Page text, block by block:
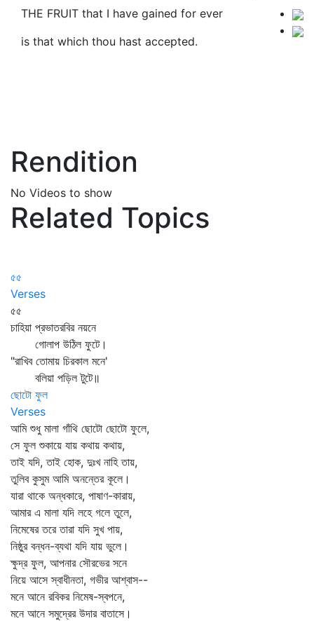
THE FRUIT that I have gained for ever
is that which thou hast accepted.
Rendition
No Videos to show
Related Topics
৫৫
Verses
৫৫
চাহিয়া প্রভাতরবির নয়নে
গোলাপ উঠিল ফুটে।
"রাখিব তোমায় চিরকাল মনে'
বলিয়া পড়িল টুটে॥
ছোটো ফুল
Verses
আমি শুধু মালা গাঁথি ছোটো ছোটো ফুলে,
সে ফুল শুকায়ে যায় কথায় কথায়,
তাই যদি, তাই হোক, দুঃখ নাহি তায়,
তুলিব কুসুম আমি অনন্তের কূলে।
যারা থাকে অন্ধকারে, পাষাণ-কারায়,
আমার এ মালা যদি লহে গলে তুলে,
নিমেষের তরে তারা যদি সুখ পায়,
নিষ্ঠুর বন্ধন-ব্যথা যদি যায় ভুলে।
ক্ষুদ্র ফুল, আপনার সৌরভের সনে
নিয়ে আসে স্বাধীনতা, গভীর আশ্বাস--
মনে আনে রবিকর নিমেষ-স্বপনে,
মনে আনে সমুদ্রের উদার বাতাসে।